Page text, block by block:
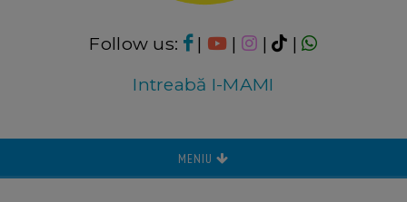
Follow us: | | |
|
Intreabă I-MAMI
MENIU